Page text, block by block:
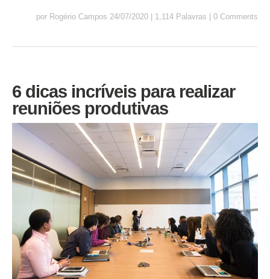
por Rogério Campos 24/07/2020 | 1,114 Palavras | 0 Comments
6 dicas incríveis para realizar
reuniões produtivas